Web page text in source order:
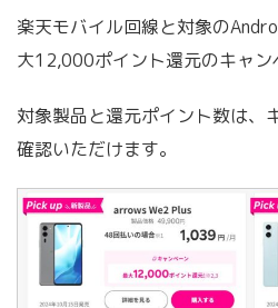
楽天モバイル回線と対象の
大12,000ポイント還元のキャン
対象製品と還元ポイント数は、
確認いただけます。